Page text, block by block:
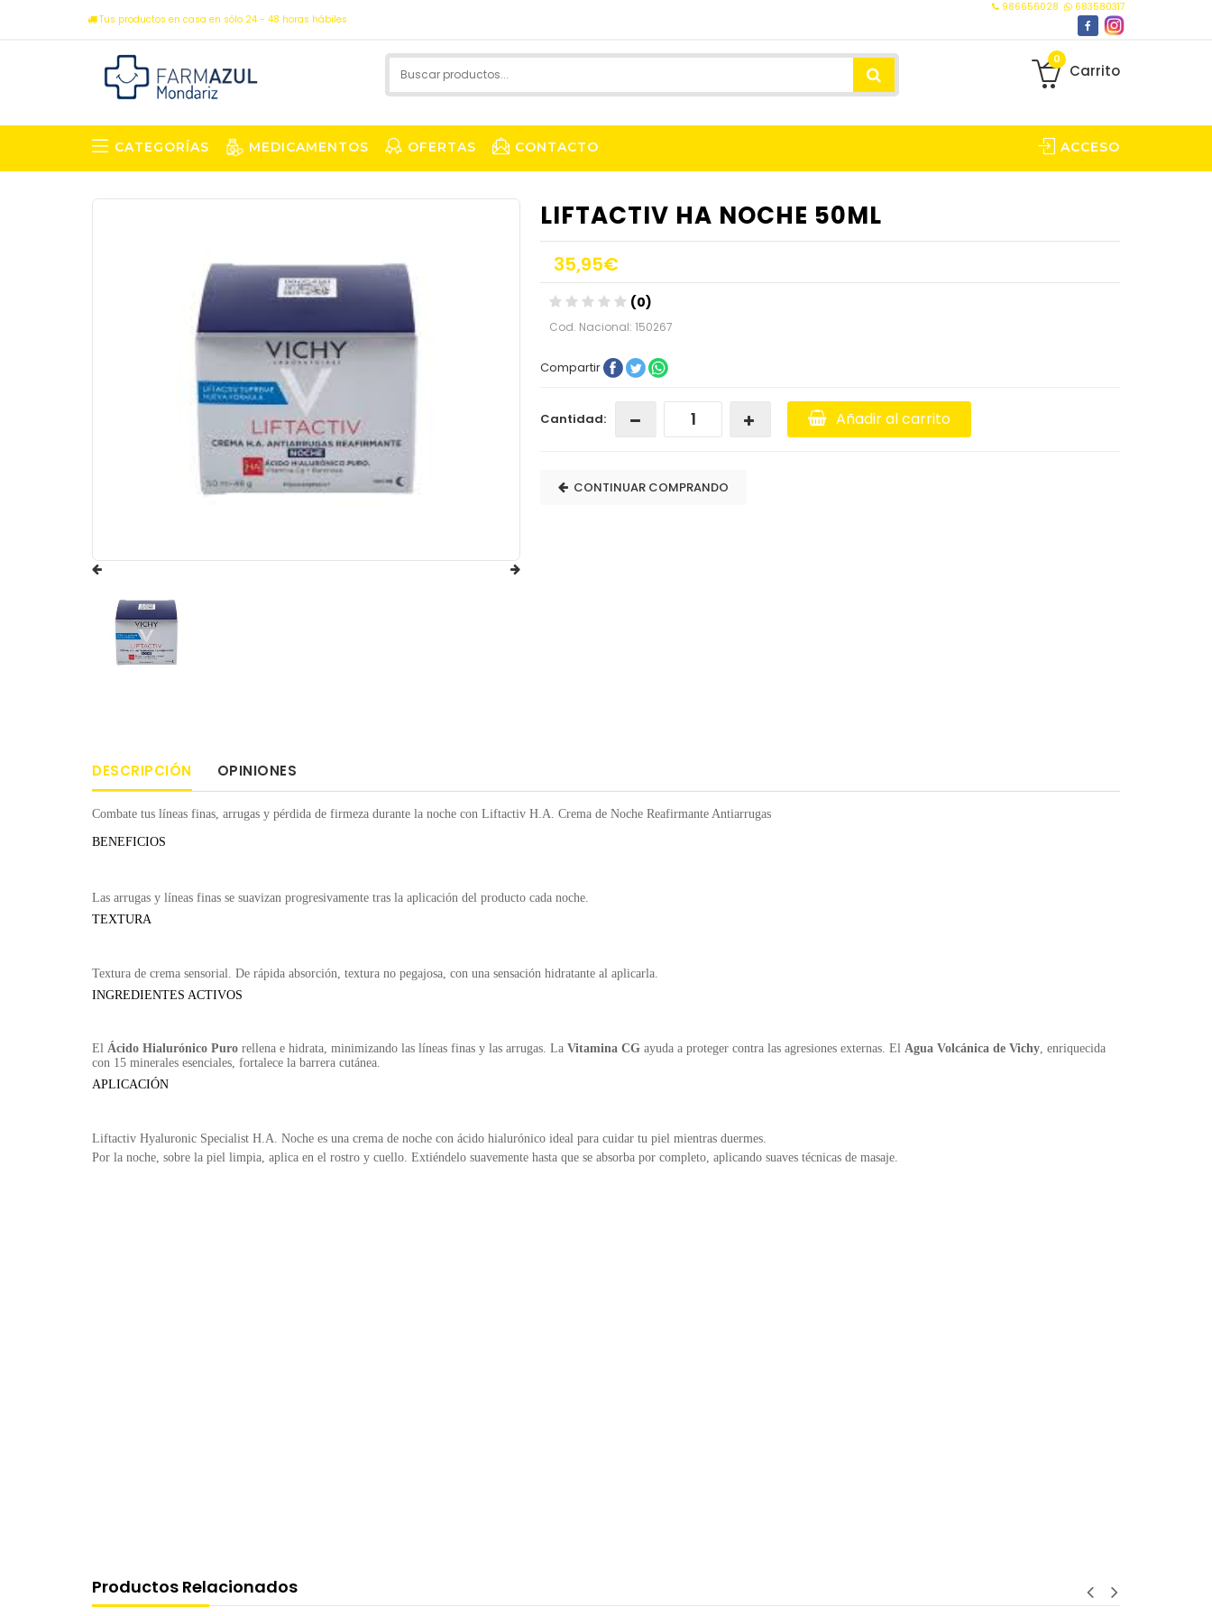
Tus productos en casa en sólo 24 - 48 horas hábiles
986656028 683580317
0
Carrito
CATEGORÍAS MEDICAMENTOS OFERTAS CONTACTO ACCESO
LIFTACTIV HA NOCHE 50ML
35,95€
(0)
Cod. Nacional: 150267
Compartir
Cantidad: Añadir al carrito
CONTINUAR COMPRANDO
DESCRIPCIÓN OPINIONES
Combate tus líneas finas, arrugas y pérdida de firmeza durante la noche con Liftactiv H.A. Crema de Noche Reafirmante Antiarrugas
BENEFICIOS
Las arrugas y líneas finas se suavizan progresivamente tras la aplicación del producto cada noche.
TEXTURA
Textura de crema sensorial. De rápida absorción, textura no pegajosa, con una sensación hidratante al aplicarla.
INGREDIENTES ACTIVOS
El Ácido Hialurónico Puro rellena e hidrata, minimizando las líneas finas y las arrugas. La Vitamina CG ayuda a proteger contra las agresiones externas. El Agua Volcánica de Vichy, enriquecida
con 15 minerales esenciales, fortalece la barrera cutánea.
APLICACIÓN
Liftactiv Hyaluronic Specialist H.A. Noche es una crema de noche con ácido hialurónico ideal para cuidar tu piel mientras duermes.
Por la noche, sobre la piel limpia, aplica en el rostro y cuello. Extiéndelo suavemente hasta que se absorba por completo, aplicando suaves técnicas de masaje.
Productos Relacionados